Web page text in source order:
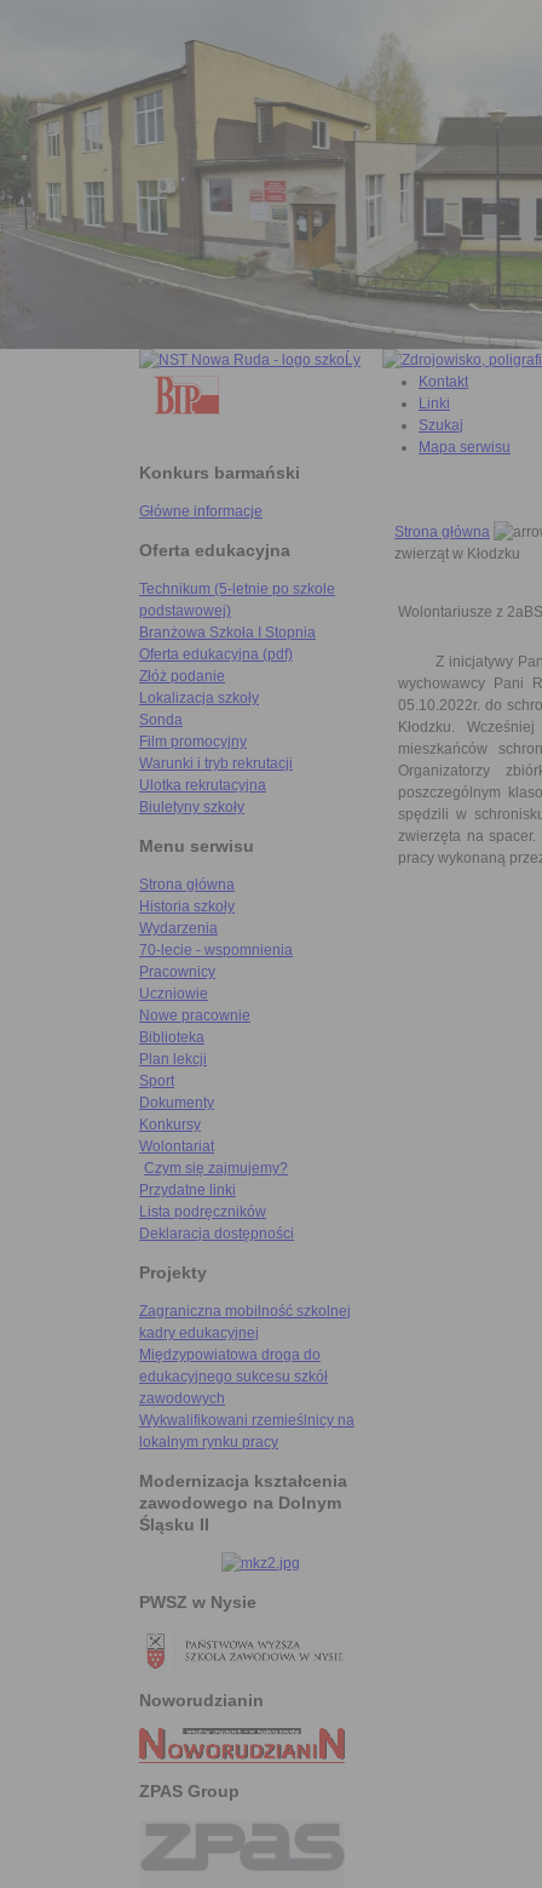
Konkurs barmański
Główne informacje
Oferta edukacyjna
Technikum (5-letnie po szkole
podstawowej)
Branżowa Szkoła I Stopnia
Oferta edukacyjna (pdf)
Złóż podanie
Lokalizacja szkoły
Sonda
Film promocyjny
Warunki i tryb rekrutacji
Ulotka rekrutacyjna
Biuletyny szkoły
Menu serwisu
Strona główna
Historia szkoły
Wydarzenia
70-lecie - wspomnienia
Pracownicy
Uczniowie
Nowe pracownie
Biblioteka
Plan lekcji
Sport
Dokumenty
Konkursy
Wolontariat
Czym się zajmujemy?
Przydatne linki
Lista podręczników
Deklaracja dostępności
Projekty
Zagraniczna mobilność szkolnej
kadry edukacyjnej
Międzypowiatowa droga do
edukacyjnego sukcesu szkół
zawodowych
Wykwalifikowani rzemieślnicy na
lokalnym rynku pracy
Modernizacja kształcenia
zawodowego na Dolnym
Śląsku II
PWSZ w Nysie
Noworudzianin
ZPAS Group
Kontakt
Linki
Szukaj
Mapa serwisu
Strona główna
zwierząt w Kłodzku
Wolontariusze z
Z inicjatywy Pani
wychowawcy Pani
05.10.2022r. do
Kłodzku.
mieszkańców
Organizatorzy
poszczególnym
spędzili w
zwierzęta na
pracy wykonaną